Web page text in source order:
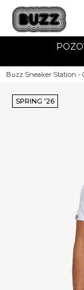
Buzz Sneaker Station -
SPRING '26